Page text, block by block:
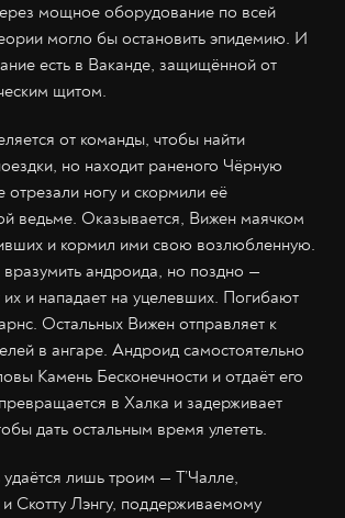
мощное оборудование по всей
могло бы остановить эпидемию. И
есть в Ваканде, защищённой от
щитом.
от команды, чтобы найти
но находит раненого Чёрную
отрезали ногу и скормили её
ведьме. Оказывается, Вижен маячком
и кормил ими свою возлюбленную.
андроида, но поздно —
и нападает на уцелевших. Погибают
Остальных Вижен отправляет к
в ангаре. Андроид самостоятельно
Камень Бесконечности и отдаёт его
в Халка и задерживает
дать остальным время улететь.
удаётся лишь троим — Т’Чалле,
Скотту Лэнгу, поддерживаемому